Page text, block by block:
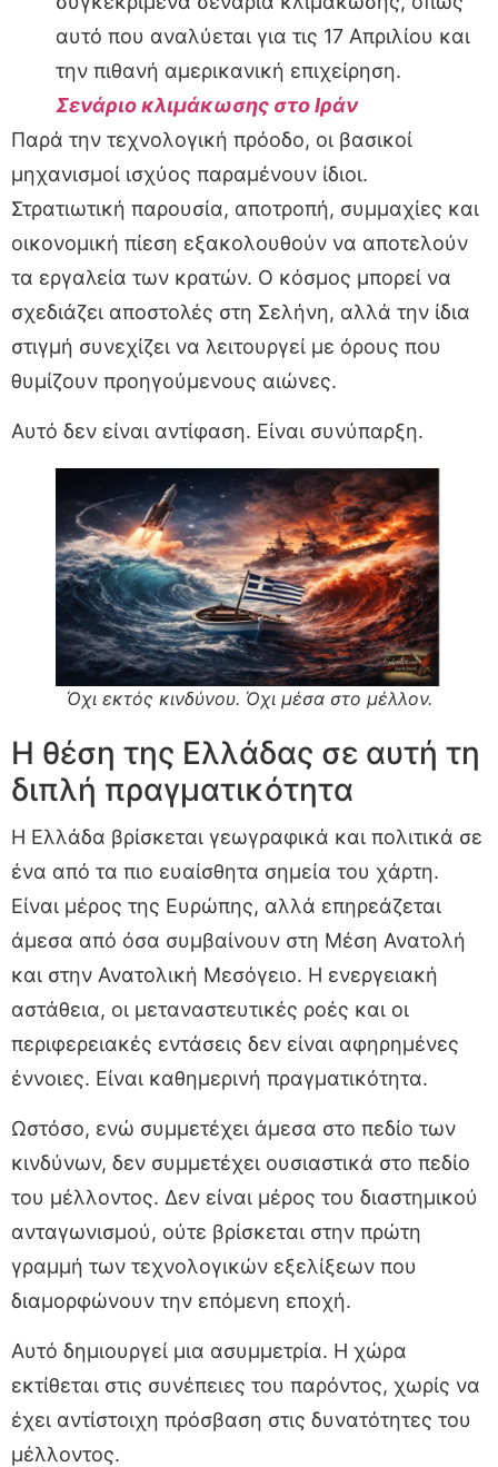
αυτό που αναλύεται για τις 17 Απριλίου και
την πιθανή αμερικανική επιχείρηση.
Σενάριο κλιμάκωσης στο Ιράν
Παρά την τεχνολογική πρόοδο, οι βασικοί
μηχανισμοί ισχύος παραμένουν ίδιοι.
Στρατιωτική παρουσία, αποτροπή, συμμαχίες και
οικονομική πίεση εξακολουθούν να αποτελούν
τα εργαλεία των κρατών. Ο κόσμος μπορεί να
σχεδιάζει αποστολές στη Σελήνη, αλλά την ίδια
στιγμή συνεχίζει να λειτουργεί με όρους που
θυμίζουν προηγούμενους αιώνες.
Αυτό δεν είναι αντίφαση. Είναι συνύπαρξη.
Όχι εκτός κινδύνου. Όχι μέσα στο μέλλον.
Η θέση της Ελλάδας σε αυτή τη
διπλή πραγματικότητα
Η Ελλάδα βρίσκεται γεωγραφικά και πολιτικά σε
ένα από τα πιο ευαίσθητα σημεία του χάρτη.
Είναι μέρος της Ευρώπης, αλλά επηρεάζεται
άμεσα από όσα συμβαίνουν στη Μέση Ανατολή
και στην Ανατολική Μεσόγειο. Η ενεργειακή
αστάθεια, οι μεταναστευτικές ροές και οι
περιφερειακές εντάσεις δεν είναι αφηρημένες
έννοιες. Είναι καθημερινή πραγματικότητα.
Ωστόσο, ενώ συμμετέχει άμεσα στο πεδίο των
κινδύνων, δεν συμμετέχει ουσιαστικά στο πεδίο
του μέλλοντος. Δεν είναι μέρος του διαστημικού
ανταγωνισμού, ούτε βρίσκεται στην πρώτη
γραμμή των τεχνολογικών εξελίξεων που
διαμορφώνουν την επόμενη εποχή.
Αυτό δημιουργεί μια ασυμμετρία. Η χώρα
εκτίθεται στις συνέπειες του παρόντος, χωρίς να
έχει αντίστοιχη πρόσβαση στις δυνατότητες του
μέλλοντος.